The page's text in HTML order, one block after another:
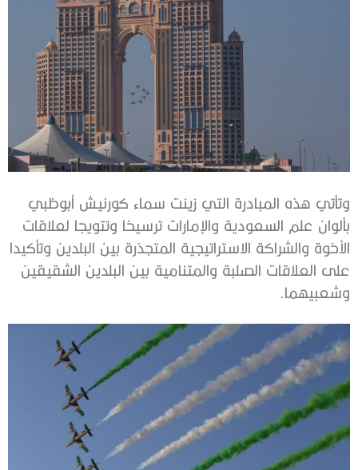
وتأتي هذه المبادرة التي زينت سماء كورنيش أبوظبي
بألوان علم السعودية والإمارات ترسيخا وتتويجا لعلاقات
الأخوة والشراكة الاستراتيجية المتجذرة بين البلدين وتأكيدا
على العلاقات الصلبة والمتنامية بين البلدين الشقيقين
وشعبيهما.